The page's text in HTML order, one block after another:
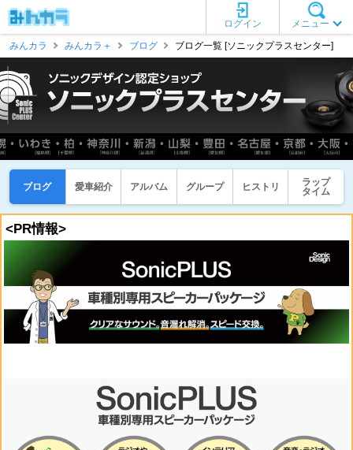
メニュー
ログイン
みんカラ
みんカラ＋ ブログ ブログ一覧 [ソニックプラスセンター]
ブログ 愛車紹介 アルバム グループ ヒストリ
ラップ
タイム
<PR情報>